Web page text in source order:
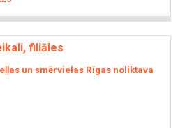
filiāles
un smērvielas Rīgas noliktava